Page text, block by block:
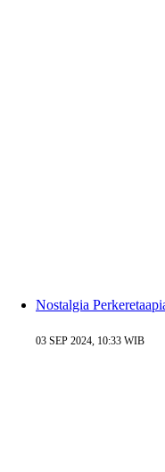
Nostalgia
03 SEP 2024, 10:33 WIB